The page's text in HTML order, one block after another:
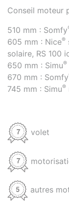
Conseil moteur
510 mm : Somfy
605 mm : Nice®
solaire, RS 100
650 mm : Simu®
670 mm : Somfy
745 mm : Simu®
volet
autres